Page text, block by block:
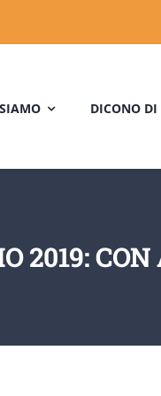
DICONO
2019: